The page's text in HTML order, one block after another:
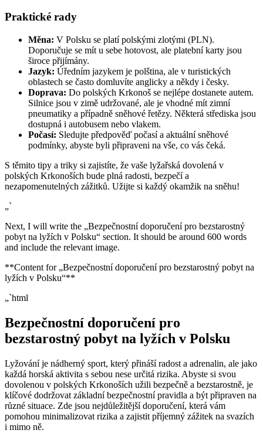
Praktické rady
Měna: V Polsku se platí polskými zlotými (PLN).
Doporučuje se mít u sebe hotovost, ale platební karty jsou
široce přijímány.
Jazyk: Úředním jazykem je polština, ale v turistických
oblastech se často domluvíte anglicky a někdy i česky.
Doprava: Do polských Krkonoš se nejlépe dostanete autem.
Silnice jsou v zimě udržované, ale je vhodné mít zimní
pneumatiky a případně sněhové řetězy. Některá střediska jsou
dostupná i autobusem nebo vlakem.
Počasí: Sledujte předpověď počasí a aktuální sněhové
podmínky, abyste byli připraveni na vše, co vás čeká.
S těmito tipy a triky si zajistíte, že vaše lyžařská dovolená v
polských Krkonoších bude plná radosti, bezpečí a
nezapomenutelných zážitků. Užijte si každý okamžik na sněhu!
„`
Next, I will write the „Bezpečnostní doporučení pro bezstarostný
pobyt na lyžích v Polsku“ section. It should be around 600 words
and include the relevant image.
**Content for „Bezpečnostní doporučení pro bezstarostný pobyt na
lyžích v Polsku“**
„`html
Bezpečnostní doporučení pro
bezstarostný pobyt na lyžích v Polsku
Lyžování je nádherný sport, který přináší radost a adrenalin, ale jako
každá horská aktivita s sebou nese určitá rizika. Abyste si svou
dovolenou v polských Krkonoších užili bezpečně a bezstarostně, je
klíčové dodržovat základní bezpečnostní pravidla a být připraven na
různé situace. Zde jsou nejdůležitější doporučení, která vám
pomohou minimalizovat rizika a zajistit příjemný zážitek na svazích
i mimo ně.